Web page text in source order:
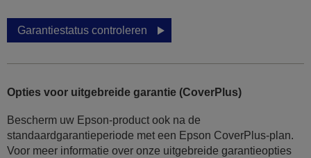
Garantiestatus controleren
Opties voor uitgebreide garantie (CoverPlus)
Bescherm uw Epson-product ook na de
standaardgarantieperiode met een Epson CoverPlus-plan.
Voor meer informatie over onze uitgebreide garantieopties